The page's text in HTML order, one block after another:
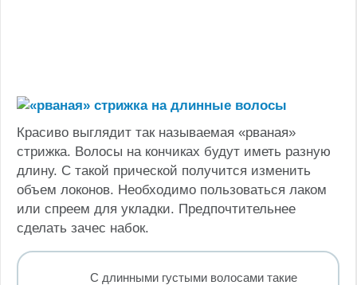
Красиво выглядит так называемая «рваная»
стрижка. Волосы на кончиках будут иметь разную
длину. С такой прической получится изменить
объем локонов. Необходимо пользоваться лаком
или спреем для укладки. Предпочтительнее
сделать зачес набок.
С длинными густыми волосами такие